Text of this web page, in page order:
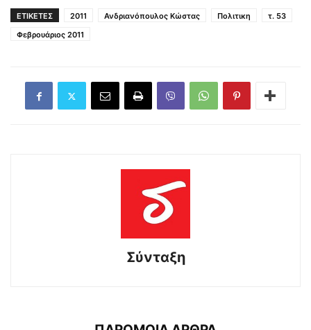
ΕΤΙΚΕΤΕΣ 2011 Ανδριανόπουλος Κώστας Πολιτικη
τ. 53
Φεβρουάριος 2011
Σύνταξη